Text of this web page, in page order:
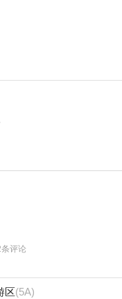
评论
区(5A)